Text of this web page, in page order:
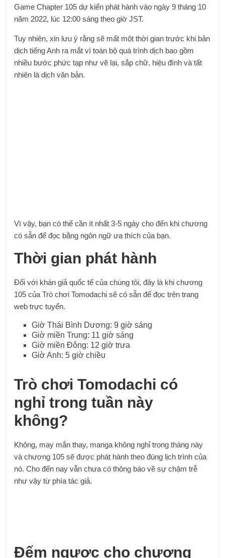
Game Chapter 105 dự kiến ​​phát hành vào ngày 9 tháng 10
năm 2022, lúc 12:00 sáng theo giờ JST.
Tuy nhiên, xin lưu ý rằng sẽ mất một thời gian trước khi bản
dịch tiếng Anh ra mắt vì toàn bộ quá trình dịch bao gồm
nhiều bước phức tạp như vẽ lại, sắp chữ, hiệu đính và tất
nhiên là dịch văn bản.
Vì vậy, bạn có thể cần ít nhất 3-5 ngày cho đến khi chương
có sẵn để đọc bằng ngôn ngữ ưa thích của bạn.
Thời gian phát hành
Đối với khán giả quốc tế của chúng tôi, đây là khi chương
105 của Trò chơi Tomodachi sẽ có sẵn để đọc trên trang
web trực tuyến.
Giờ Thái Bình Dương: 9 giờ sáng
Giờ miền Trung: 11 giờ sáng
Giờ miền Đông: 12 giờ trưa
Giờ Anh: 5 giờ chiều
Trò chơi Tomodachi có
nghỉ trong tuần này
không?
Không, may mắn thay, manga không nghỉ trong tháng này
và chương 105 sẽ được phát hành theo đúng lịch trình của
nó. Cho đến nay vẫn chưa có thông báo về sự chậm trễ
như vậy từ phía tác giả.
Đếm ngược cho chương